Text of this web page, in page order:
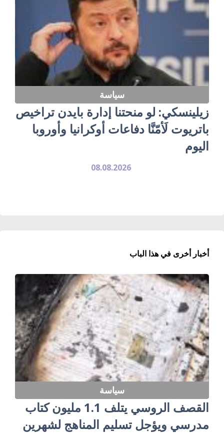
سياسة
زيلينسكي: لو منحتنا إدارة بايدن تراخيص
باتريوت لَأمّنَّا دفاعات أوكرانيا وأوروبا
اليوم
08.08.2026
أخبار أخرى في هذا الباب
سياسة
القصف الروسي يتلف 1.1 مليون كتاب
مدرسي ويؤجل تسليم المناهج لشهرين